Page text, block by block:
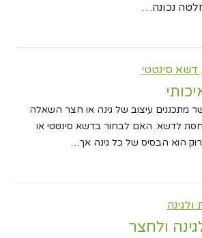
נכונה…
מתכננים עיצוב של גינה או חצר השאלה
לדשא. האם לבחור בדשא סינטטי או
הוא הבסיס של כל גינה אך…
ולחצר